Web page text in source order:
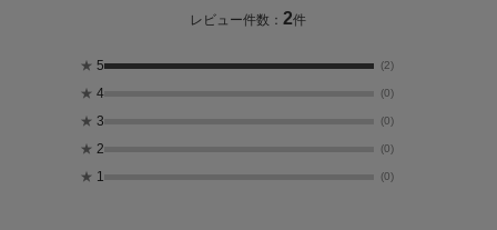
レビュー件数：2件
★ 5 (2)
★ 4 (0)
★ 3 (0)
★ 2 (0)
★ 1 (0)